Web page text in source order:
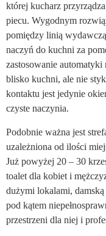
której kucharz
piecu. Wygodnym
pomiędzy linią
naczyń do kuchni za
zastosowanie
blisko kuchni, ale nie
kontaktu jest jedynie
czyste naczynia.
Podobnie ważna jest
uzależniona od ilości
Już powyżej 20 – 30
toalet dla kobiet i
dużymi lokalami,
pod kątem
przestrzeni dla niej i